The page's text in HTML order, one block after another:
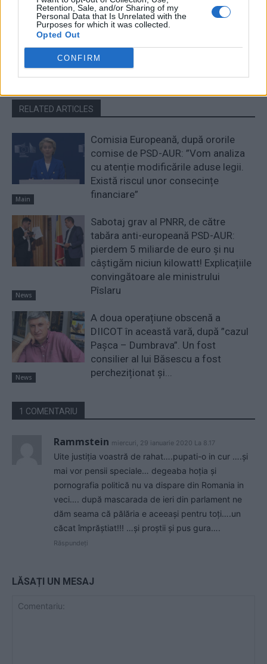
Retention, Sale, and/or Sharing of my
Personal Data that Is Unrelated with the
Purposes for which it was collected.
Opted Out
CONFIRM
Redacţia
RELATED ARTICLES
Main
Comisia Europeană, după ororile
comise de PSD-AUR: ”Vom analiza
cu atenție modificările aduse legii.
Există riscul unor consecințe
financiare”
News
Sabotaj grav al PNRR, de către
tabăra anti-europeană PSD-AUR:
pierdem 5 miliarde de euro și nu
câștigăm niciun kilowatt! Explicațiile
convingătoare ale ministrului
Pîslaru
News
A doua operațiune obscenă a
DIICOT în această vară, după ”cazul
Pașca – Dumbrava”. Un fost
consilier al lui Băsescu a fost
percheziționat și...
1 COMENTARIU
Rammstein miercuri, 29 ianuarie 2020 La 8.17
Uite justiția voastră de rahat….pupati-o in cur ….și
mai vor pensii speciale… degeaba hoția și
pornografia politică nu va dispare din Romania in
veci…. după mascarada de ieri din parlament ne
dăm seama că pălăria e aceeași pentru toți….un
căcat împrăștiat!!! …și proștii și pus gura….
Răspundeți
LĂSAȚI UN MESAJ